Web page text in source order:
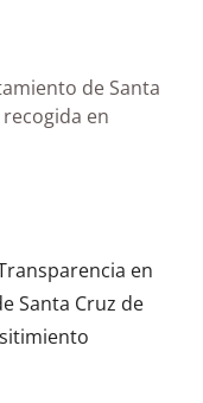
de Santa
en
en
Santa Cruz de